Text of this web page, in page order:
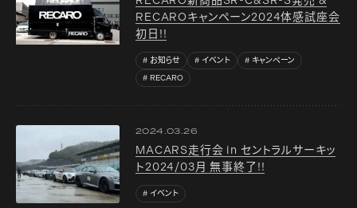
RECAROキャンペーン2024体感試座会
初日!!
お知らせ イベント
キャンペーン
RECARO
2024.03.26
MACARS走行会 in セントラルサーキッ
ト2024/03月 無事終了!!
イベント